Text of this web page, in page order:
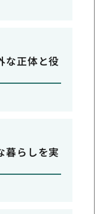
な正体と役
暮らしを実